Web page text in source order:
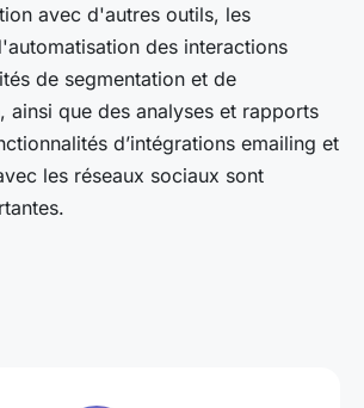
avec d'autres outils, les
des interactions
de segmentation et de
ainsi que des analyses et rapports
d’intégrations emailing et
les réseaux sociaux sont